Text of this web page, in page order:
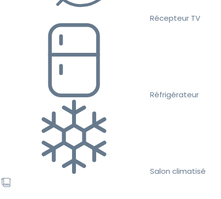
Récepteur TV
Réfrigérateur
Salon climatisé